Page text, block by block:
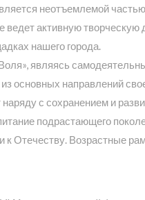
неотъемлемой
ведет активную творческую
нашего города.
являясь
основных направлений
с сохранением и
подрастающего
к Отечеству. Возрастные